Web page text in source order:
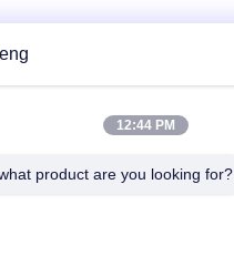
Contactez rapidement
12:44 PM
product are you looking for?